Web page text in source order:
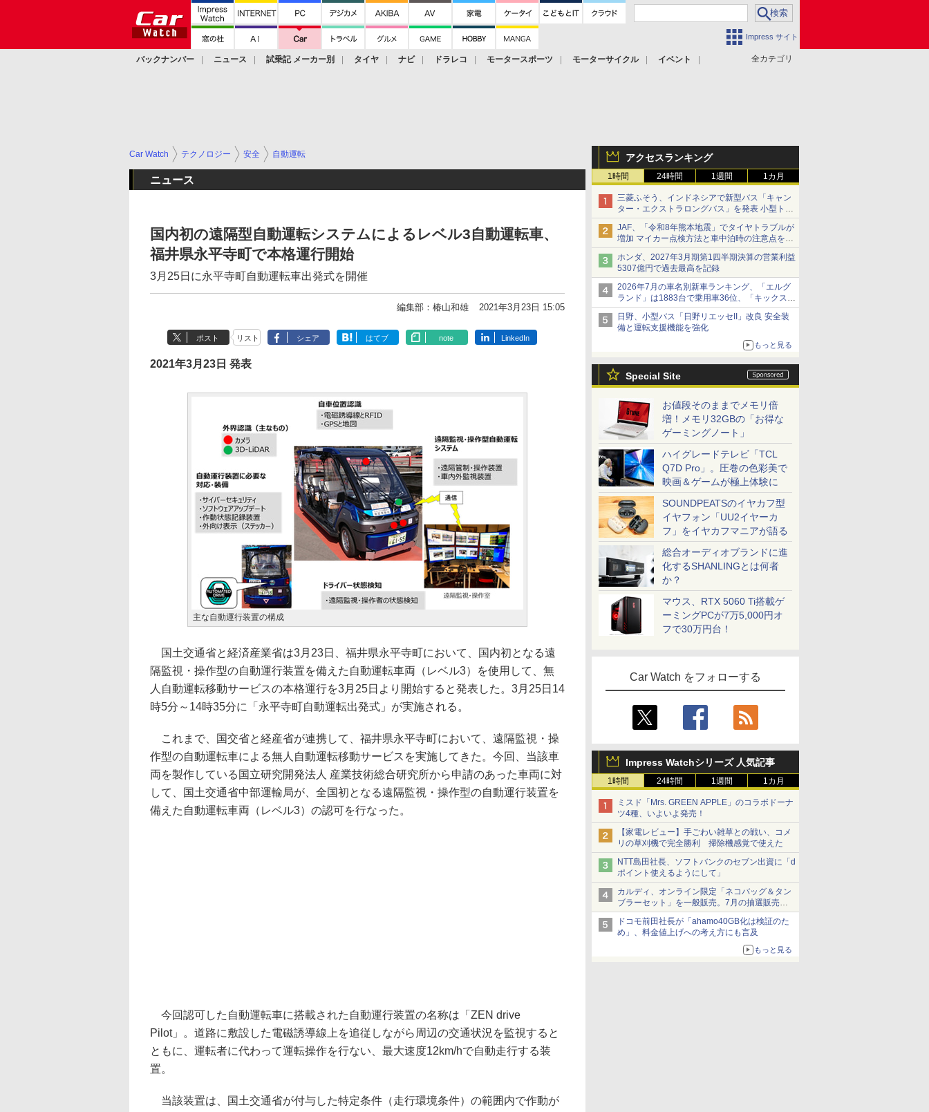
Impress サイト
全カテゴリ
バックナンバー ニュース 試乗記 メーカー別 タイヤ ナビ ドラレコ モータースポーツ モーターサイクル
イベント
アクセスランキング
1時間 24時間 1週間 1カ月
三菱ふそう、インドネシアで新型バス「キャン
ター・エクストラロングバス」を発表 小型トラ
ックベースの観光・旅客輸送向けバス
JAF、「令和8年熊本地震」でタイヤトラブルが
増加 マイカー点検方法と車中泊時の注意点を呼
びかけ
ホンダ、2027年3月期第1四半期決算の営業利益
5307億円で過去最高を記録
2026年7月の車名別新車ランキング、「エルグ
ランド」は1883台で乗用車36位、「キックス」
は2591台で27位に
日野、小型バス「日野リエッセII」改良 安全装
備と運転支援機能を強化
もっと見る
Special Site
お値段そのままでメモリ倍
増！メモリ32GBの「お得な
ゲーミングノート」
ハイグレードテレビ「TCL
Q7D Pro」。圧巻の色彩美で
映画＆ゲームが極上体験に
SOUNDPEATSのイヤカフ型
イヤフォン「UU2イヤーカ
フ」をイヤカフマニアが語る
総合オーディオブランドに進
化するSHANLINGとは何者
か？
マウス、RTX 5060 Ti搭載ゲ
ーミングPCが7万5,000円オ
フで30万円台！
Car Watch をフォローする
Impress Watchシリーズ 人気記事
1時間 24時間 1週間 1カ月
ミスド「Mrs. GREEN APPLE」のコラボドーナ
ツ4種、いよいよ発売！
【家電レビュー】手ごわい雑草との戦い、コメ
リの草刈機で完全勝利 掃除機感覚で使えた
NTT島田社長、ソフトバンクのセブン出資に「d
ポイント使えるようにして」
カルディ、オンライン限定「ネコバッグ＆タン
ブラーセット」を一般販売。7月の抽選販売の
当選無効分
ドコモ前田社長が「ahamo40GB化は検証のた
め」、料金値上げへの考え方にも言及
もっと見る
Car Watch テクノロジー 安全 自動運転
ニュース
国内初の遠隔型自動運転システムによるレベル3自動運転車、
福井県永平寺町で本格運行開始
3月25日に永平寺町自動運転車出発式を開催
編集部：椿山和雄 2021年3月23日 15:05
ポスト リスト シェア はてブ note LinkedIn
2021年3月23日 発表
主な自動運行装置の構成
国土交通省と経済産業省は3月23日、福井県永平寺町において、国内初となる遠
隔監視・操作型の自動運行装置を備えた自動運転車両（レベル3）を使用して、無
人自動運転移動サービスの本格運行を3月25日より開始すると発表した。3月25日14
時5分～14時35分に「永平寺町自動運転出発式」が実施される。
これまで、国交省と経産省が連携して、福井県永平寺町において、遠隔監視・操
作型の自動運転車による無人自動運転移動サービスを実施してきた。今回、当該車
両を製作している国立研究開発法人 産業技術総合研究所から申請のあった車両に対
して、国土交通省中部運輸局が、全国初となる遠隔監視・操作型の自動運行装置を
備えた自動運転車両（レベル3）の認可を行なった。
今回認可した自動運転車に搭載された自動運行装置の名称は「ZEN drive
Pilot」。道路に敷設した電磁誘導線上を追従しながら周辺の交通状況を監視すると
ともに、運転者に代わって運転操作を行ない、最大速度12km/hで自動走行する装
置。
当該装置は、国土交通省が付与した特定条件（走行環境条件）の範囲内で作動が